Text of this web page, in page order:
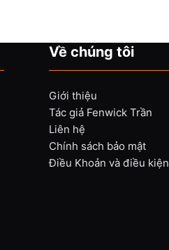
Về chúng tôi
Giới thiệu
Tác giả Fenwick Trần
Liên hệ
Chính sách bảo mật
Điều Khoản và điều kiện